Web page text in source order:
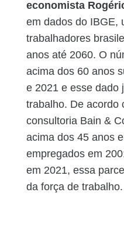
economista
em dados do IBGE,
trabalhadores
anos até 2060. O
acima dos 60 anos
e 2021 e esse dado
trabalho. De acordo
consultoria Bain &
acima dos 45 anos
empregados em
em 2021, essa
da força de trabalho.